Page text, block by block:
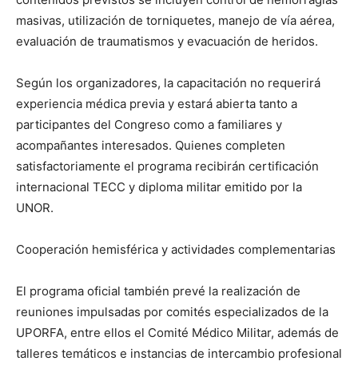
masivas, utilización de torniquetes, manejo de vía aérea,
evaluación de traumatismos y evacuación de heridos.
Según los organizadores, la capacitación no requerirá
experiencia médica previa y estará abierta tanto a
participantes del Congreso como a familiares y
acompañantes interesados. Quienes completen
satisfactoriamente el programa recibirán certificación
internacional TECC y diploma militar emitido por la
UNOR.
Cooperación hemisférica y actividades complementarias
El programa oficial también prevé la realización de
reuniones impulsadas por comités especializados de la
UPORFA, entre ellos el Comité Médico Militar, además de
talleres temáticos e instancias de intercambio profesional